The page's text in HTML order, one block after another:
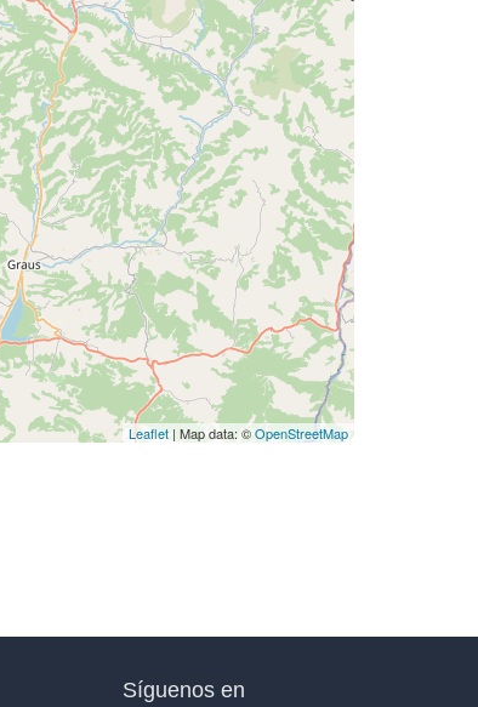
Leaflet | Map data: ©OpenStreetMap
Síguenos en